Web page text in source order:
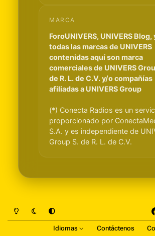
MARCA
ForoUNIVERS, UNIVERS Blog,
todas las marcas de UNIVERS
contenidas aquí son marca
comerciales de UNIVERS
de R. L. de C.V. y/o compañías
afiliadas a UNIVERS Group
(*) Conecta Radios es un
proporcionado por
S.A. y es independiente de
Group S. de R. L. de C.V.
Light ModeDark ModeSystem Preference
a
c
Idiomas Contáctenos